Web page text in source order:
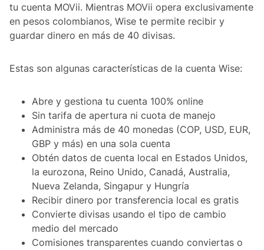
tu cuenta MOVii. Mientras MOVii opera exclusivamente
en pesos colombianos, Wise te permite recibir y
guardar dinero en más de 40 divisas.
Estas son algunas características de la cuenta Wise:
Abre y gestiona tu cuenta 100% online
Sin tarifa de apertura ni cuota de manejo
Administra más de 40 monedas (COP, USD, EUR,
GBP y más) en una sola cuenta
Obtén datos de cuenta local en Estados Unidos,
la eurozona, Reino Unido, Canadá, Australia,
Nueva Zelanda, Singapur y Hungría
Recibir dinero por transferencia local es gratis
Convierte divisas usando el tipo de cambio
medio del mercado
Comisiones transparentes cuando conviertas o